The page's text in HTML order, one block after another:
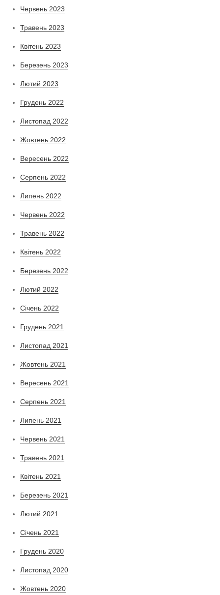
Червень 2023
Травень 2023
Квітень 2023
Березень 2023
Лютий 2023
Грудень 2022
Листопад 2022
Жовтень 2022
Вересень 2022
Серпень 2022
Липень 2022
Червень 2022
Травень 2022
Квітень 2022
Березень 2022
Лютий 2022
Січень 2022
Грудень 2021
Листопад 2021
Жовтень 2021
Вересень 2021
Серпень 2021
Липень 2021
Червень 2021
Травень 2021
Квітень 2021
Березень 2021
Лютий 2021
Січень 2021
Грудень 2020
Листопад 2020
Жовтень 2020